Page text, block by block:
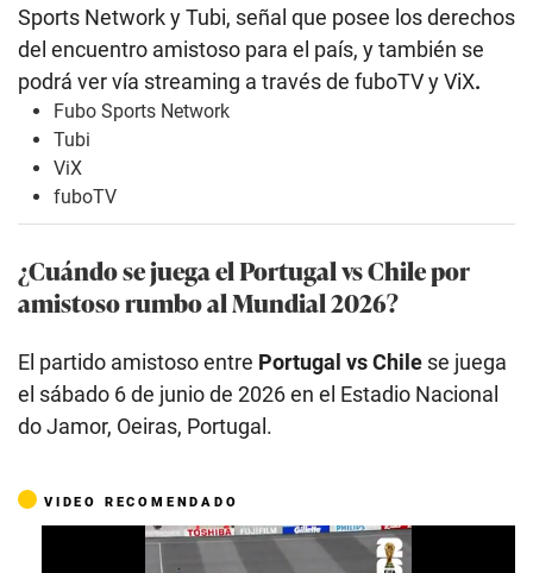
Sports Network y Tubi, señal que posee los derechos
del encuentro amistoso para el país, y también se
podrá ver vía streaming a través de fuboTV y ViX.
Fubo Sports Network
Tubi
ViX
fuboTV
¿Cuándo se juega el Portugal vs Chile por
amistoso rumbo al Mundial 2026?
El partido amistoso entre Portugal vs Chile se juega
el sábado 6 de junio de 2026 en el Estadio Nacional
do Jamor, Oeiras, Portugal.
VIDEO RECOMENDADO